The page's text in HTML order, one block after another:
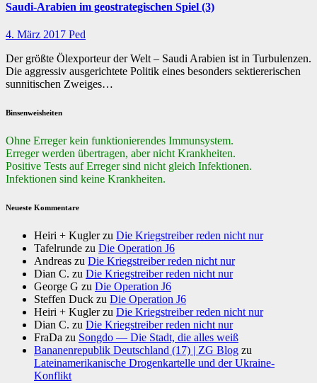
Saudi-Arabien im geostrategischen Spiel (3)
4. März 2017 Ped
Der größte Ölexporteur der Welt – Saudi Arabien ist in Turbulenzen.
Die aggressiv ausgerichtete Politik eines besonders sektiererischen
sunnitischen Zweiges…
Binsenweisheiten
Ohne Erreger kein funktionierendes Immunsystem.
Erreger werden übertragen, aber nicht Krankheiten.
Positive Tests auf Erreger sind nicht gleich Infektionen.
Infektionen sind keine Krankheiten.
Neueste Kommentare
Heiri + Kuglerzu Die Kriegstreiber reden nicht nur
Tafelrunde zu Die Operation J6
Andreas zu Die Kriegstreiber reden nicht nur
Dian C. zu Die Kriegstreiber reden nicht nur
George G zu Die Operation J6
Steffen Duck zu Die Operation J6
Heiri + Kuglerzu Die Kriegstreiber reden nicht nur
Dian C. zu Die Kriegstreiber reden nicht nur
FraDa zu Songdo — Die Stadt, die alles weiß
Bananenrepublik Deutschland (17) | ZG Blog zu
Lateinamerikanische Drogenkartelle und der Ukraine-
Konflikt